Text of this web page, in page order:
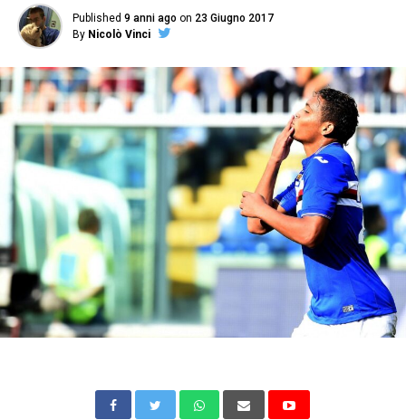
Published 9 anni ago on 23 Giugno 2017
By Nicolò Vinci